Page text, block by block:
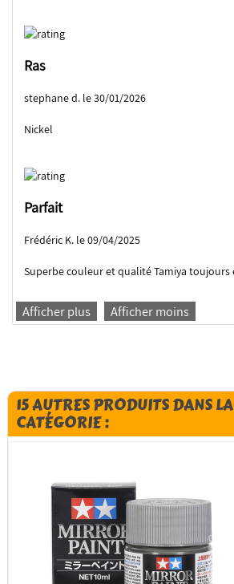
Ras
stephane d. le 30/01/2026
Nickel
Parfait
Frédéric K. le 09/04/2025
Superbe couleur et qualité Tamiya toujours
Afficher plus Afficher moins
15 AUTRES PRODUITS DANS
CATÉGORIE :